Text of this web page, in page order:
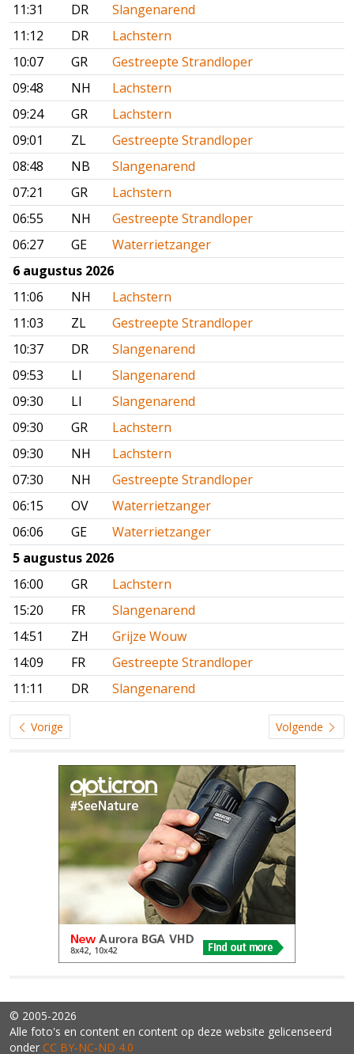
11:31
DR
Slangenarend
11:12
DR
Lachstern
10:07
GR
Gestreepte Strandloper
09:48
NH
Lachstern
09:24
GR
Lachstern
09:01
ZL
Gestreepte Strandloper
08:48
NB
Slangenarend
07:21
GR
Lachstern
06:55
NH
Gestreepte Strandloper
06:27
GE
Waterrietzanger
6 augustus 2026
11:06
NH
Lachstern
11:03
ZL
Gestreepte Strandloper
10:37
DR
Slangenarend
09:53
LI
Slangenarend
09:30
LI
Slangenarend
09:30
GR
Lachstern
09:30
NH
Lachstern
07:30
NH
Gestreepte Strandloper
06:15
OV
Waterrietzanger
06:06
GE
Waterrietzanger
5 augustus 2026
16:00
GR
Lachstern
15:20
FR
Slangenarend
14:51
ZH
Grijze Wouw
14:09
FR
Gestreepte Strandloper
11:11
DR Slangenarend
Vorige Volgende
© 2005-2026
Alle foto's en content en content op deze website gelicenseerd
onder CC BY‑NC‑ND 4.0